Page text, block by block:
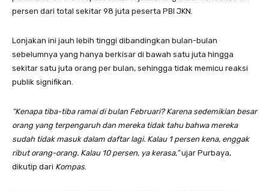
persen dari total sekitar 98 juta peserta PBI JKN.
Lonjakan ini jauh lebih tinggi dibandingkan bulan-bulan
sebelumnya yang hanya berkisar di bawah satu juta hingga
sekitar satu juta orang per bulan, sehingga tidak memicu reaksi
publik signifikan.
“Kenapa tiba-tiba ramai di bulan Februari? Karena sedemikian besar
orang yang terpengaruh dan mereka tidak tahu bahwa mereka
sudah tidak masuk dalam daftar lagi. Kalau 1 persen kena, enggak
ribut orang-orang. Kalau 10 persen, ya kerasa,”ujar Purbaya,
dikutip dari Kompas.